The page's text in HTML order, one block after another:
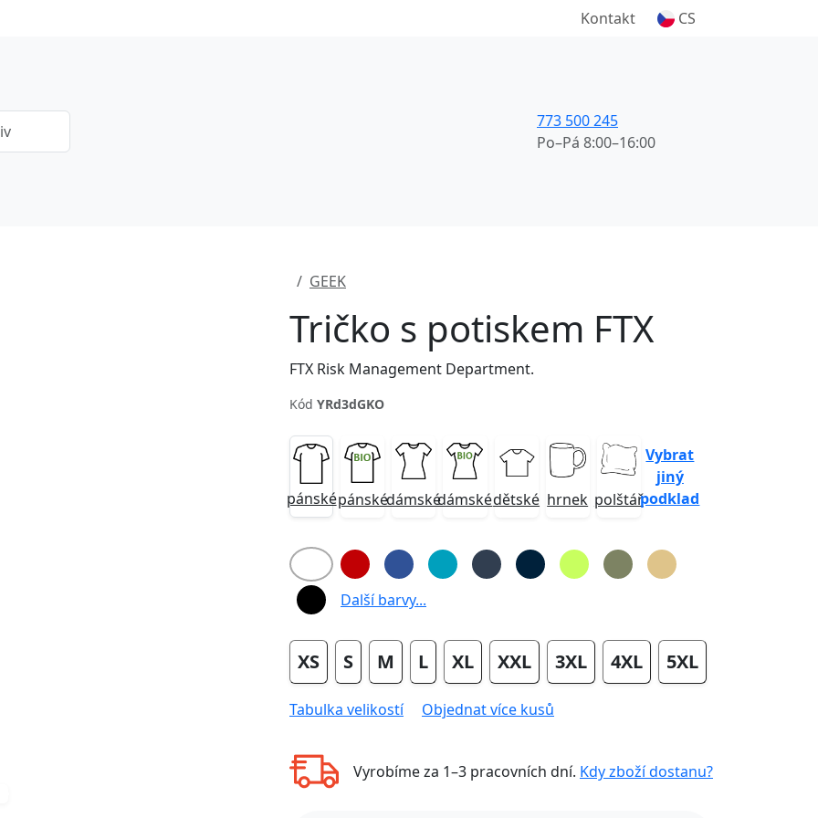
Kontakt CS
773 500 245
Po–Pá 8:00–16:00
GEEK
Tričko s potiskem FTX
FTX Risk Management Department.
Kód YRd3dGKO
pánsképánskédámskédámskédětské hrnek polštář
Vybrat
jiný
podklad
Další barvy...
XS S M L XL XXL 3XL 4XL 5XL
Tabulka velikostí Objednat více kusů
Vyrobíme za 1–3 pracovních dní. Kdy zboží dostanu?